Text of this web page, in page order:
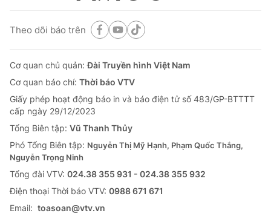
Ðiện thoại Thời báo VTV:024.66 897 897
Liên hệ quảng cáo: 024-7300.7108
Theo dõi báo trên
Cơ quan chủ quản:Đài Truyền hình Việt Nam
Cơ quan báo chí: Thời báo VTV
Giấy phép hoạt động báo in và báo điện tử số 483/GP-BTTTT
cấp ngày 29/12/2023
Tổng Biên tập: Vũ Thanh Thủy
Phó Tổng Biên tập: Nguyễn Thị Mỹ Hạnh, Phạm Quốc Thắng,
Nguyễn Trọng Ninh
Tổng đài VTV: 024.38 355 931 - 024.38 355 932
Ðiện thoại Thời báo VTV: 0988 671 671
Email: toasoan@vtv.vn